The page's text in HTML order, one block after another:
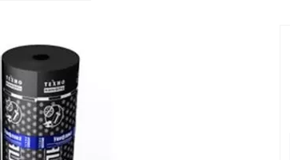
Для клиентов всех банков
Разбейте
на части